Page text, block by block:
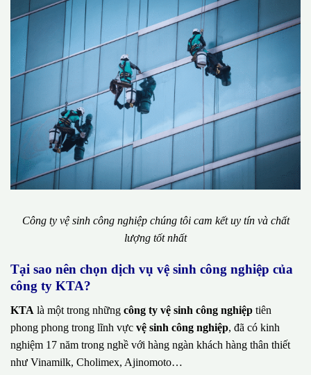
Công ty vệ sinh công nghiệp chúng tôi cam kết uy tín và chất
lượng tốt nhất
Tại sao nên chọn dịch vụ vệ sinh công nghiệp của
công ty KTA?
KTA là một trong những công ty vệ sinh công nghiệp tiên
phong phong trong lĩnh vực vệ sinh công nghiệp, đã có kinh
nghiệm 17 năm trong nghề với hàng ngàn khách hàng thân thiết
như Vinamilk, Cholimex, Ajinomoto…